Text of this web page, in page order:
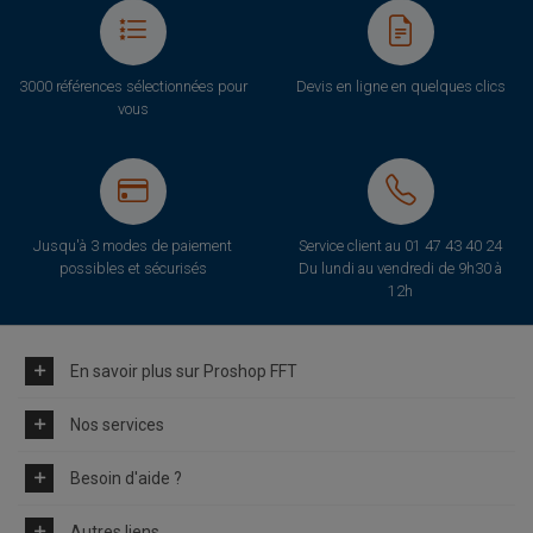
3000 références sélectionnées pour
vous
Devis en ligne en quelques clics
Jusqu'à 3 modes de paiement
possibles et sécurisés
Service client au 01 47 43 40 24
Du lundi au vendredi de 9h30 à
12h
En savoir plus sur Proshop FFT
Nos services
Besoin d'aide ?